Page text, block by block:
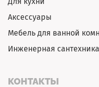
Аксессуары
Мебель для ванной
Инженерная сантехника
КОНТАКТЫ